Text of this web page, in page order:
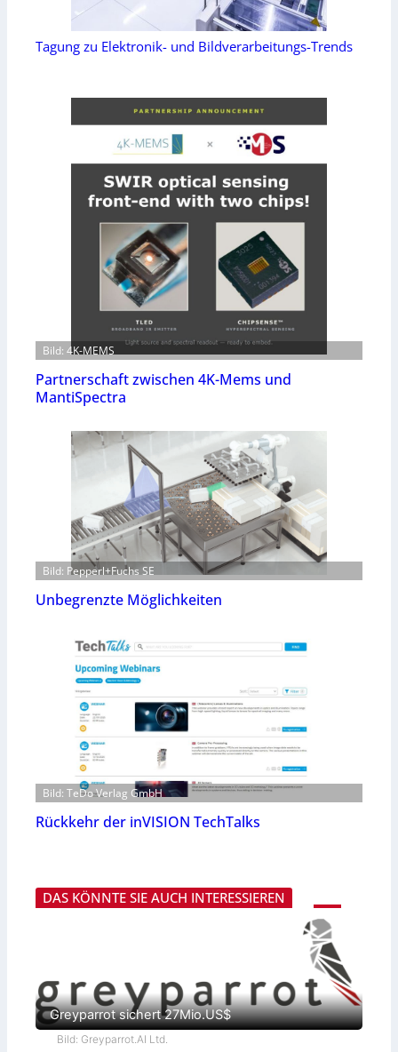
Tagung zu Elektronik- und Bildverarbeitungs-Trends
Bild: 4K-MEMS
Partnerschaft zwischen 4K-Mems und
MantiSpectra
Bild: Pepperl+Fuchs SE
Unbegrenzte Möglichkeiten
Bild: TeDo Verlag GmbH
Rückkehr der inVISION TechTalks
DAS KÖNNTE SIE AUCH INTERESSIEREN
Greyparrot sichert 27Mio.US$
Bild: Greyparrot.AI Ltd.